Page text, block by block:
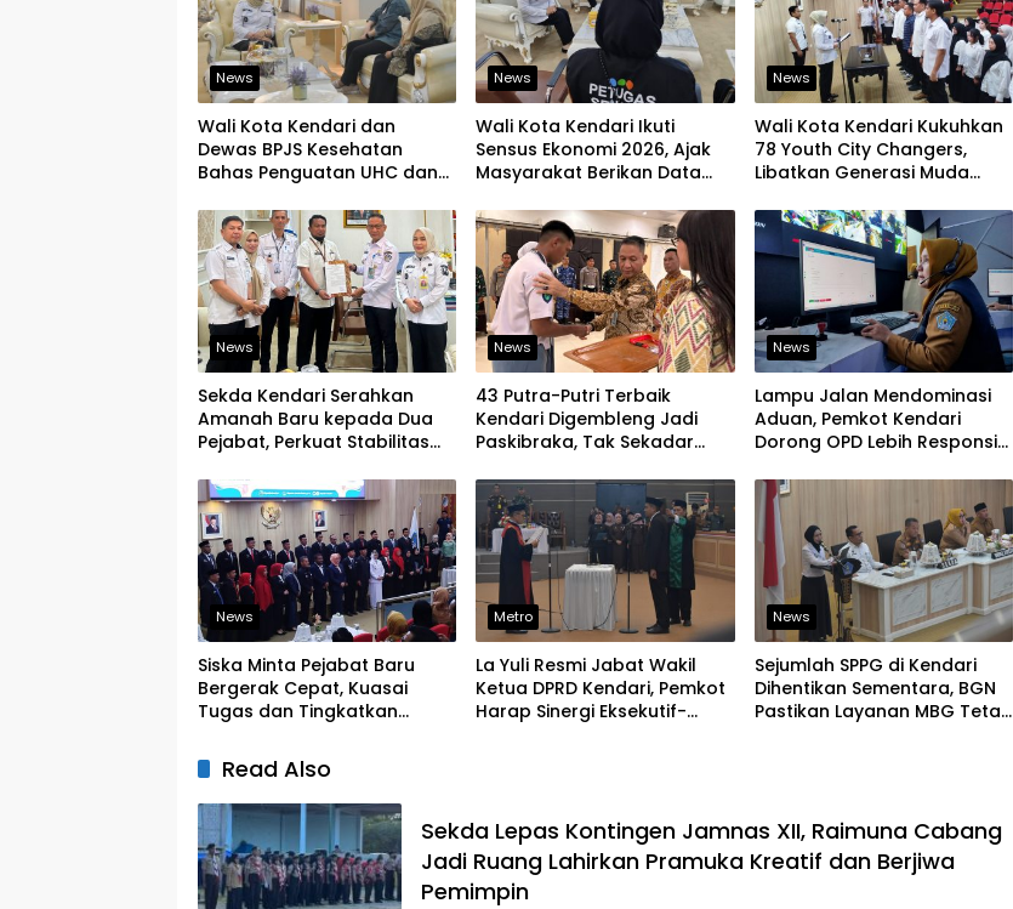
News
Wali Kota Kendari dan
Dewas BPJS Kesehatan
Bahas Penguatan UHC dan
Kesehatan
News
Wali Kota Kendari Ikuti
Sensus Ekonomi 2026, Ajak
Masyarakat Berikan Data
News
Wali Kota Kendari Kukuhkan
78 Youth City Changers,
Libatkan Generasi Muda
News
Sekda Kendari Serahkan
Amanah Baru kepada Dua
Pejabat, Perkuat Stabilitas
News
43 Putra-Putri Terbaik
Kendari Digembleng Jadi
Paskibraka, Tak Sekadar
News
Lampu Jalan Mendominasi
Aduan, Pemkot Kendari
Dorong OPD Lebih Responsif
News
Siska Minta Pejabat Baru
Bergerak Cepat, Kuasai
Tugas dan Tingkatkan
Metro
La Yuli Resmi Jabat Wakil
Ketua DPRD Kendari, Pemkot
Harap Sinergi Eksekutif-
News
Sejumlah SPPG di Kendari
Dihentikan Sementara, BGN
Pastikan Layanan MBG Tetap
Read Also
Sekda Lepas Kontingen Jamnas XII, Raimuna Cabang
Jadi Ruang Lahirkan Pramuka Kreatif dan Berjiwa
Pemimpin